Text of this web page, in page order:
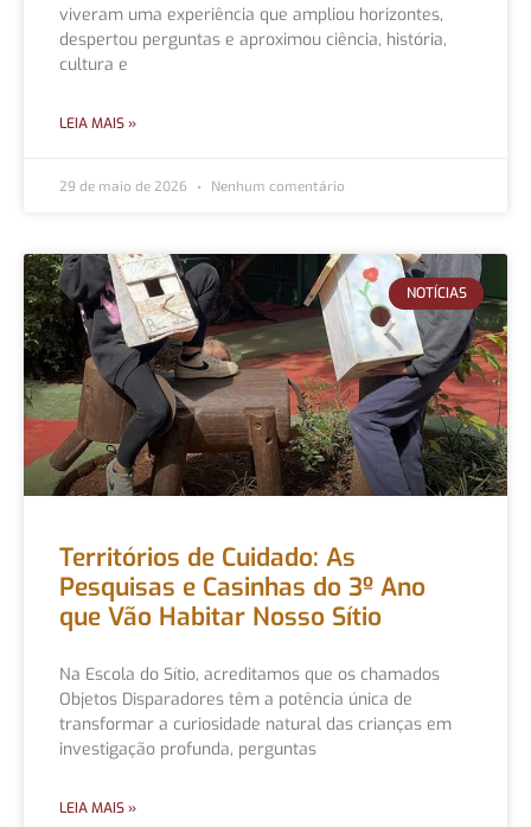
viveram uma experiência que ampliou horizontes,
despertou perguntas e aproximou ciência, história,
cultura e
LEIA MAIS »
29 de maio de 2026 Nenhum comentário
NOTÍCIAS
Territórios de Cuidado: As
Pesquisas e Casinhas do 3º Ano
que Vão Habitar Nosso Sítio
Na Escola do Sítio, acreditamos que os chamados
Objetos Disparadores têm a potência única de
transformar a curiosidade natural das crianças em
investigação profunda, perguntas
LEIA MAIS »